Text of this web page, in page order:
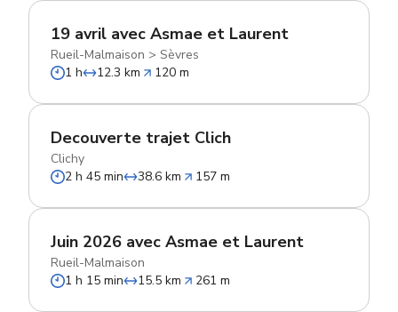
19 avril avec Asmae et Laurent
Rueil-Malmaison > Sèvres
1 h
12.3 km 120 m
Decouverte trajet Clich
Clichy
2 h 45 min
38.6 km 157 m
Juin 2026 avec Asmae et Laurent
Rueil-Malmaison
1 h 15 min
15.5 km 261 m